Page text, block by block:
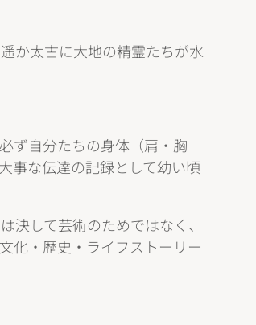
か太古に大地の精霊たちが水
ず自分たちの身体（肩・胸
事な伝達の記録として幼い頃
して芸術のためではなく、
化・歴史・ライフストーリー